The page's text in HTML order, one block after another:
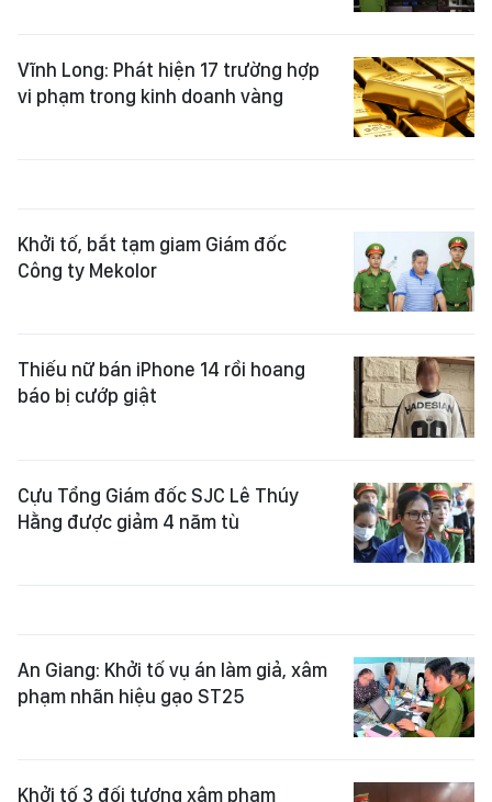
Vĩnh Long: Phát hiện 17 trường hợp
vi phạm trong kinh doanh vàng
Khởi tố, bắt tạm giam Giám đốc
Công ty Mekolor
Thiếu nữ bán iPhone 14 rồi hoang
báo bị cướp giật
Cựu Tổng Giám đốc SJC Lê Thúy
Hằng được giảm 4 năm tù
An Giang: Khởi tố vụ án làm giả, xâm
phạm nhãn hiệu gạo ST25
Khởi tố 3 đối tượng xâm phạm